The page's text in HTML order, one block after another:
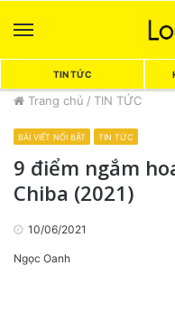
TIN TỨC
Trang chủ / TIN TỨC
BÀI VIẾT NỔI BẬT TIN TỨC
9 điểm ngắm
Chiba (2021)
10/06/2021
Ngọc Oanh